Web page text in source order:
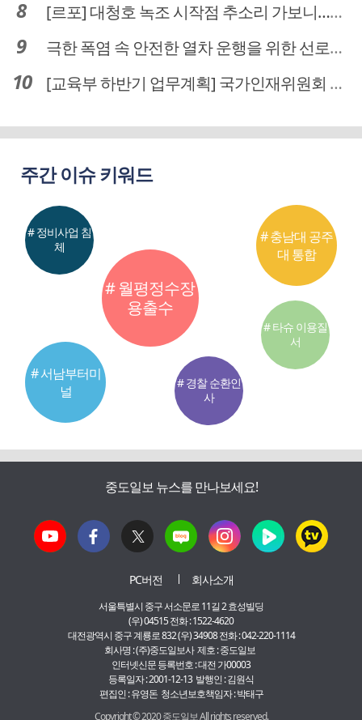
[르포] 대청호 녹조 시작점 추소리 가보니…걷어내도 짙은 초록빛
극한 폭염 속 안전한 열차 운행을 위한 선로관리
[교육부 하반기 업무계획] 국가인재위원회 신설… 거점국립대 3곳 성장엔진·AI 분야 패키지 지원
주간 이슈 키워드
# 월평정수장
용출수
# 서남부터미
널
# 충남대 공주
대 통합
# 정비사업 침
체
# 경찰 순환인
사
# 타슈 이용질
서
중도일보 뉴스를 만나보세요!
PC버전 회사소개
서울특별시 중구 서소문로 11길 2 효성빌딩
(우) 04515 전화 : 1522-4620
대전광역시 중구 계룡로 832 (우) 34908 전화 : 042-220-1114
회사명 : (주)중도일보사 제호 : 중도일보
인터넷신문 등록번호 : 대전 가00003
등록일자 : 2001-12-13 발행인 : 김원식
편집인 : 유영돈 청소년보호책임자 : 박태구
Copyright © 2020 중도일보 All rights reserved.